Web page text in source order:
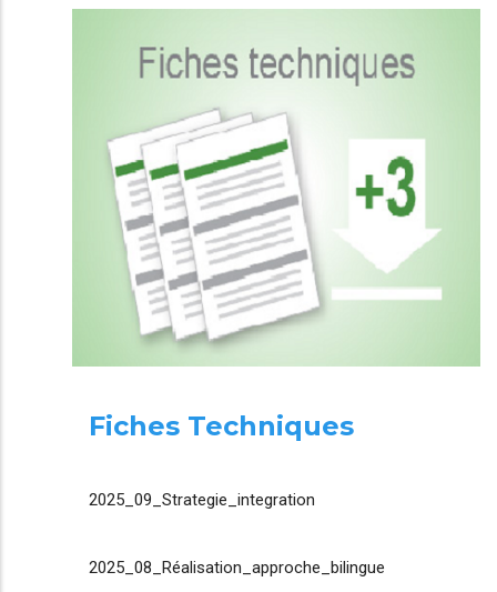
Fiches Techniques
2025_09_Strategie_integration
2025_08_Réalisation_approche_bilingue